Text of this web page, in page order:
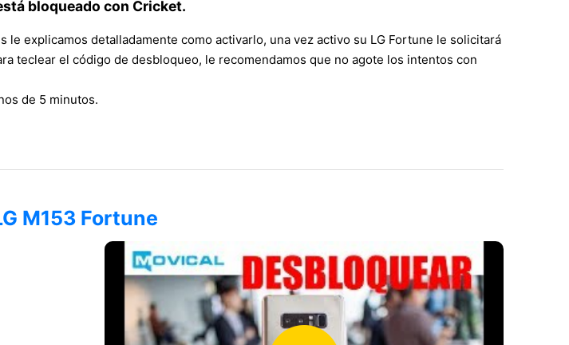
bloqueado con Cricket.
explicamos detalladamente como activarlo, una vez activo su LG Fortune le solicitará
teclear el código de desbloqueo, le recomendamos que no agote los intentos con
de 5 minutos.
M153 Fortune